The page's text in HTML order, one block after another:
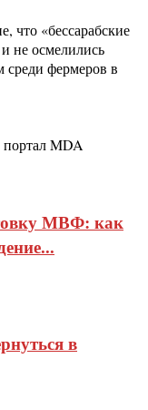
что «бессарабские
не осмелились
среди фермеров в
MDA
МВФ: как
в